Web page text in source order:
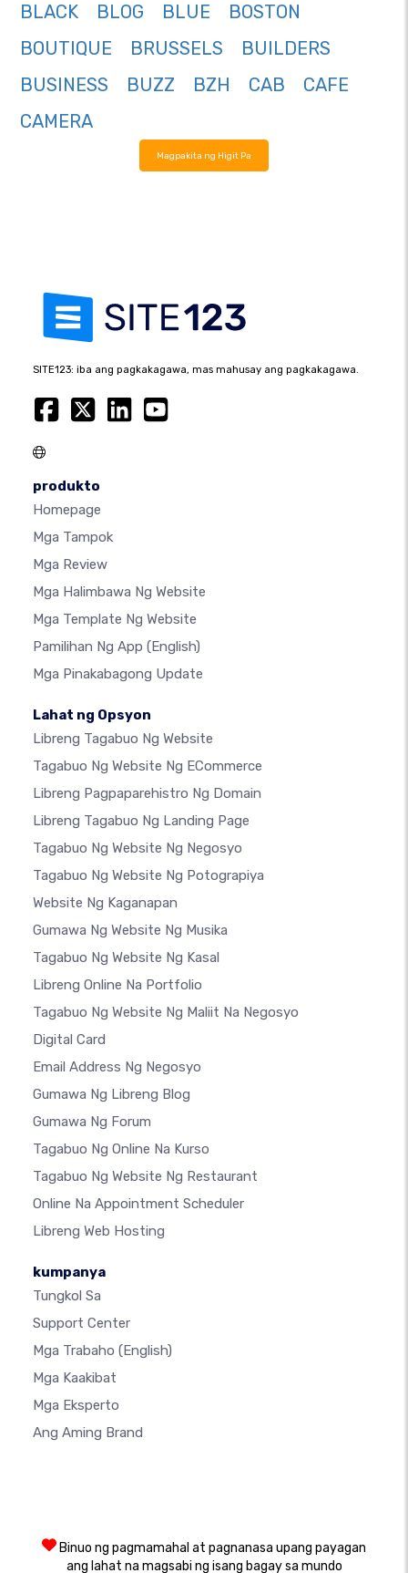
BLACK
BLOG BLUE
BOSTON
BOUTIQUE
BRUSSELS
BUILDERS
BUSINESS
BUZZ BZH CAB
CAFE
CAMERA
Magpakita ng Higit Pa
SITE123: iba ang pagkakagawa, mas mahusay ang pagkakagawa.
produkto
Homepage
Mga Tampok
Mga Review
Mga Halimbawa Ng Website
Mga Template Ng Website
Pamilihan Ng App (English)
Mga Pinakabagong Update
Lahat ng Opsyon
Libreng Tagabuo Ng Website
Tagabuo Ng Website Ng ECommerce
Libreng Pagpaparehistro Ng Domain
Libreng Tagabuo Ng Landing Page
Tagabuo Ng Website Ng Negosyo
Tagabuo Ng Website Ng Potograpiya
Website Ng Kaganapan
Gumawa Ng Website Ng Musika
Tagabuo Ng Website Ng Kasal
Libreng Online Na Portfolio
Tagabuo Ng Website Ng Maliit Na Negosyo
Digital Card
Email Address Ng Negosyo
Gumawa Ng Libreng Blog
Gumawa Ng Forum
Tagabuo Ng Online Na Kurso
Tagabuo Ng Website Ng Restaurant
Online Na Appointment Scheduler
Libreng Web Hosting
kumpanya
Tungkol Sa
Support Center
Mga Trabaho (English)
Mga Kaakibat
Mga Eksperto
Ang Aming Brand
Binuo ng pagmamahal at pagnanasa upang payagan
ang lahat na magsabi ng isang bagay sa mundo